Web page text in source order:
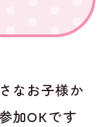
なお子様か
加OKです